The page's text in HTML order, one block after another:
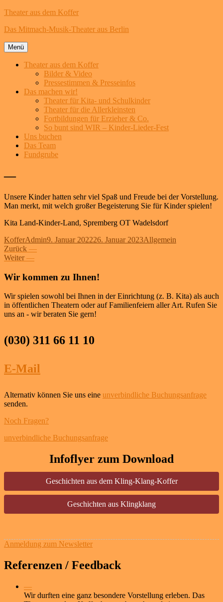
Theater aus dem Koffer
Das Mitmach-Musik-Theater aus Berlin
Menü
Theater aus dem Koffer
Bilder & Video
Pressestimmen & Presseinfos
Das machen wir!
Theater für Kita- und Schulkinder
Theater für die Allerkleinsten
Fortbildungen für Erzieher & Co.
So bunt sind WIR – Kinder-Lieder-Fest
Uns buchen
Das Team
Fundgrube
—
Unsere Kinder hatten sehr viel Spaß und Freude bei der Vorstellung.
Man merkt, mit welch großer Begeisterung Sie für Kinder spielen!
Kita Land-Kinder-Land, Spremberg OT Wadelsdorf
Autor
KofferAdminVeröffentlicht
9. Januar 202226. Januar 2023Kategorien
Allgemein
Beitragsnavigation
Zurück Vorheriger
Beitrag:
—
Weiter Nächster
—
Wir kommen zu Ihnen!
Wir spielen sowohl bei Ihnen in der Einrichtung (z. B. Kita) als auch
in öffentlichen Theatern oder auf Familienfeiern aller Art. Rufen Sie
uns an - wir beraten Sie gern!
(030) 311 66 11 10
E-Mail
Alternativ können Sie uns eine unverbindliche Buchungsanfrage
senden.
Noch Fragen?
unverbindliche Buchungsanfrage
Infoflyer zum Download
Geschichten aus dem Kling-Klang-Koffer
Geschichten aus Klingklang
Anmeldung zum Newsletter
Referenzen / Feedback
—
Wir durften eine ganz besondere Vorstellung erleben. Das